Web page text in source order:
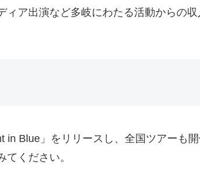
ア出演など多岐にわたる活動からの
Blue」をリリースし、全国ツアーも
ください。